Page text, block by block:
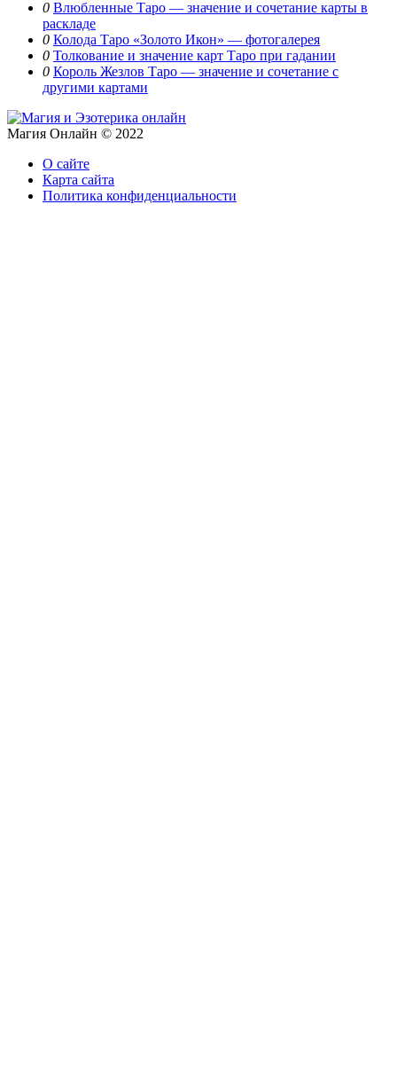
0 Влюбленные Таро — значение и сочетание карты в
раскладе
0 Колода Таро «Золото Икон» — фотогалерея
0 Толкование и значение карт Таро при гадании
0 Король Жезлов Таро — значение и сочетание с
другими картами
Магия Онлайн © 2022
О сайте
Карта сайта
Политика конфиденциальности